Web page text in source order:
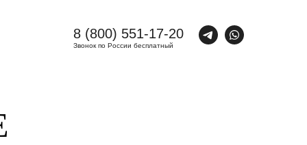
8 (800) 551-17-20
Звонок по России бесплатный